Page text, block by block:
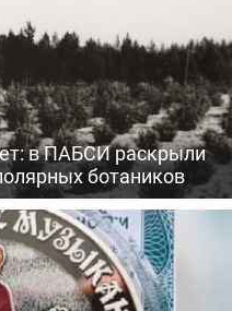
в ПАБСИ раскрыли
ботаников